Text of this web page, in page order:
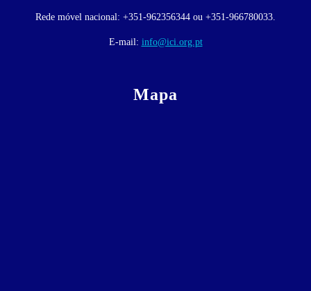
Rede móvel nacional: +351-962356344 ou +351-966780033.
E-mail: info@ici.org.pt
Mapa